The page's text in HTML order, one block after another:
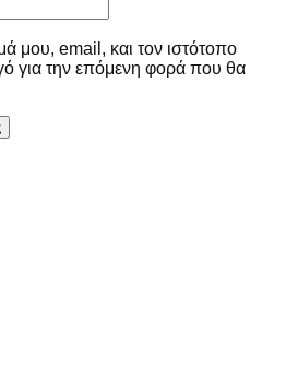
μου, email, και τον ιστότοπο
για την επόμενη φορά που θα